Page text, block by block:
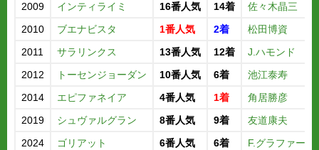
2009
インティライミ 16番人気 14着
佐々木晶三
2010
ブエナビスタ 1番人気 2着
松田博資
2011
サラリンクス 13番人気 12着
J.ハモンド
2012
トーセンジョーダン 10番人気 6着
池江泰寿
2014
エピファネイア 4番人気 1着
角居勝彦
2019
シュヴァルグラン 8番人気 9着
友道康夫
2024
ゴリアット 6番人気 6着 F.グラファール